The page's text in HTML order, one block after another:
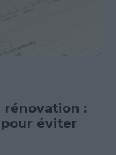
rénovation :
éviter